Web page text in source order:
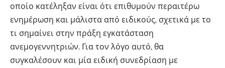
οποίο κατέληξαν είναι ότι επιθυμούν περαιτέρω
ενημέρωση και μάλιστα από ειδικούς, σχετικά με το
τι σημαίνει στην πράξη εγκατάσταση
ανεμογεννητριών. Για τον λόγο αυτό, θα
συγκαλέσουν και μία ειδική συνεδρίαση με